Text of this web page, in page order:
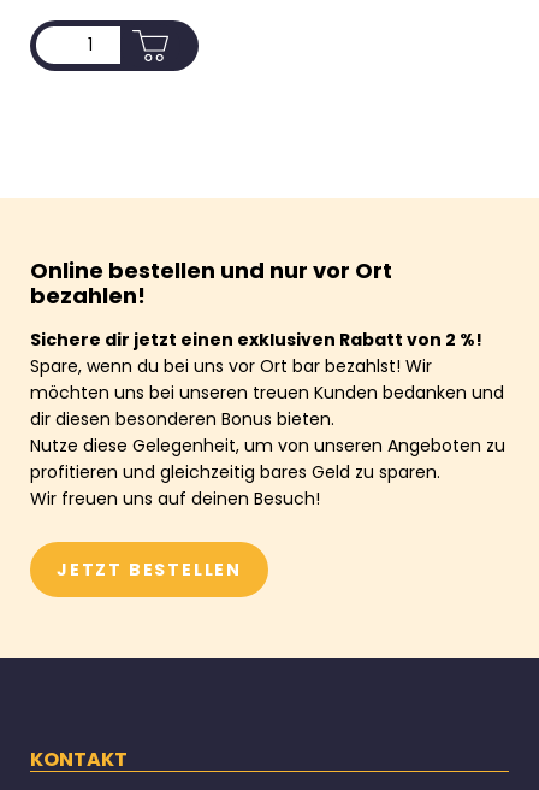
Online bestellen und nur vor Ort
bezahlen!
Sichere dir jetzt einen exklusiven Rabatt von 2 %!
Spare, wenn du bei uns vor Ort bar bezahlst! Wir
möchten uns bei unseren treuen Kunden bedanken und
dir diesen besonderen Bonus bieten.
Nutze diese Gelegenheit, um von unseren Angeboten zu
profitieren und gleichzeitig bares Geld zu sparen.
Wir freuen uns auf deinen Besuch!
JETZT BESTELLEN
KONTAKT